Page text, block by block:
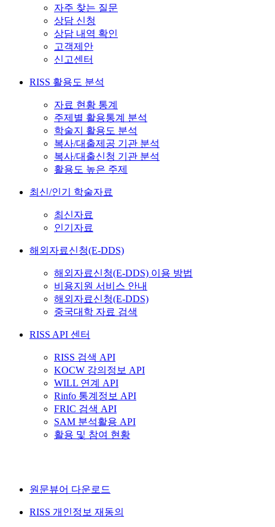
자주 찾는 질문
상담 신청
상담 내역 확인
고객제안
신고센터
RISS 활용도 분석
자료 현황 통계
주제별 활용통계 분석
학술지 활용도 분석
복사/대출제공 기관 분석
복사/대출신청 기관 분석
활용도 높은 주제
최신/인기 학술자료
최신자료
인기자료
해외자료신청(E-DDS)
해외자료신청(E-DDS) 이용 방법
비용지원 서비스 안내
해외자료신청(E-DDS)
중국대학 자료 검색
RISS API 센터
RISS 검색 API
KOCW 강의정보 API
WILL 연계 API
Rinfo 통계정보 API
FRIC 검색 API
SAM 분석활용 API
활용 및 참여 현황
원문뷰어 다운로드
RISS 개인정보 재동의